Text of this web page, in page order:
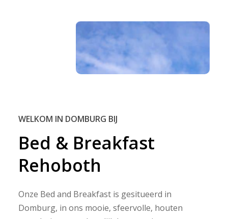
WELKOM IN DOMBURG BIJ
Bed & Breakfast
Rehoboth
Onze Bed and Breakfast is gesitueerd in
Domburg, in ons mooie, sfeervolle, houten